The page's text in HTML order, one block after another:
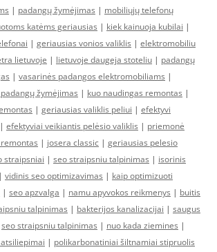
| padangų žymėjimas | mobiliųjų telefonų
katėms geriausias | kiek kainuoja kubilai |
| geriausias vonios valiklis | elektromobiliu
lietuvoje | lietuvoje daugeja stoteliu | padangų
| vasarinės padangos elektromobiliams |
žymėjimas | kuo naudingas remontas |
| geriausias valiklis peliui | efektyvi
| efektyviai veikiantis pelėsio valiklis | priemonė
| josera classic | geriausias pelesio
straipsniai | seo straipsniu talpinimas | isorinis
| vidinis seo optimizavimas | kaip optimizuoti
| seo apzvalga | namu apyvokos reikmenys | buitis
talpinimas | bakterijos kanalizacijai | saugus
seo straipsniu talpinimas | nuo kada ziemines |
| polikarbonatiniai šiltnamiai stipruolis